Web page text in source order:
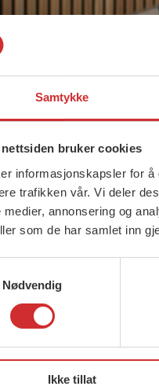
Samtykke
nettsiden bruker cookies
informasjonskapsler for
trafikken vår. Vi deler
medier, annonsering og
som de har samlet inn
Nødvendig
Ikke tillat
situasjonen
fram mot
Stat.
får vi mer
videre
for de videre
for